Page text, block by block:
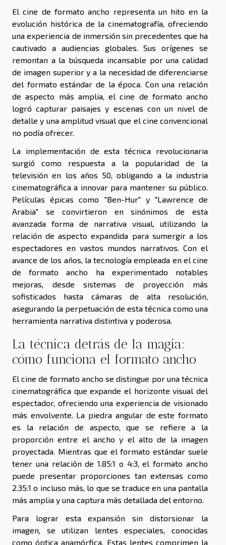
El cine de formato ancho representa un hito en la
evolución histórica de la cinematografía, ofreciendo
una experiencia de inmersión sin precedentes que ha
cautivado a audiencias globales. Sus orígenes se
remontan a la búsqueda incansable por una calidad
de imagen superior y a la necesidad de diferenciarse
del formato estándar de la época. Con una relación
de aspecto más amplia, el cine de formato ancho
logró capturar paisajes y escenas con un nivel de
detalle y una amplitud visual que el cine convencional
no podía ofrecer.
La implementación de esta técnica revolucionaria
surgió como respuesta a la popularidad de la
televisión en los años 50, obligando a la industria
cinematográfica a innovar para mantener su público.
Películas épicas como "Ben-Hur" y "Lawrence de
Arabia" se convirtieron en sinónimos de esta
avanzada forma de narrativa visual, utilizando la
relación de aspecto expandida para sumergir a los
espectadores en vastos mundos narrativos. Con el
avance de los años, la tecnología empleada en el cine
de formato ancho ha experimentado notables
mejoras, desde sistemas de proyección más
sofisticados hasta cámaras de alta resolución,
asegurando la perpetuación de esta técnica como una
herramienta narrativa distintiva y poderosa.
La técnica detrás de la magia:
cómo funciona el formato ancho
El cine de formato ancho se distingue por una técnica
cinematográfica que expande el horizonte visual del
espectador, ofreciendo una experiencia de visionado
más envolvente. La piedra angular de este formato
es la relación de aspecto, que se refiere a la
proporción entre el ancho y el alto de la imagen
proyectada. Mientras que el formato estándar suele
tener una relación de 1.85:1 o 4:3, el formato ancho
puede presentar proporciones tan extensas como
2.35:1 o incluso más, lo que se traduce en una pantalla
más amplia y una captura más detallada del entorno.
Para lograr esta expansión sin distorsionar la
imagen, se utilizan lentes especiales, conocidas
como óptica anamórfica. Estas lentes comprimen la